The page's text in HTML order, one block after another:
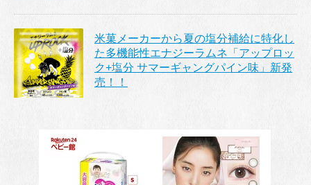
米菓メーカーから夏の塩分補給に特化し
た多機能性エナジーラムネ「アップロッ
ク+塩分 サマーギャングパイン味」新発
売！！